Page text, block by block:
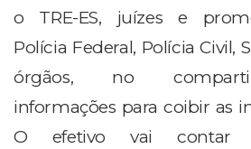
o TRE-ES, juízes e
Polícia Federal, Polícia Civil,
órgãos, no
informações para coibir as
O efetivo vai contar